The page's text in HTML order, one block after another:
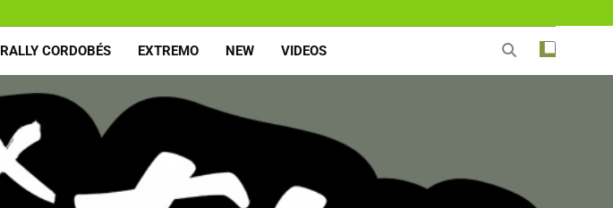
RALLY CORDOBÉS EXTREMO NEW VIDEOS